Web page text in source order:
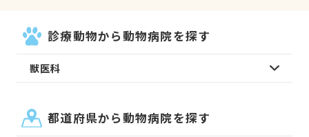
診療動物から動物病院を探す
獣医科
都道府県から動物病院を探す